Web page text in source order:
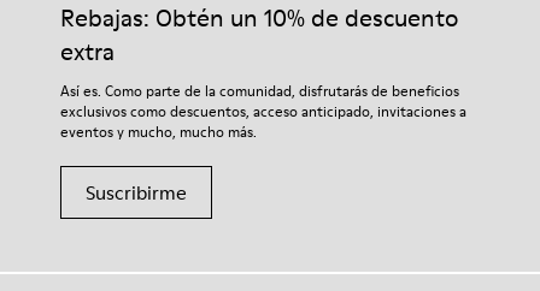
Rebajas: Obtén un 10% de descuento
extra
Así es. Como parte de la comunidad, disfrutarás de beneficios
exclusivos como descuentos, acceso anticipado, invitaciones a
eventos y mucho, mucho más.
Suscribirme